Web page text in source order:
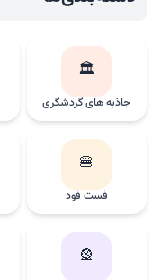
🏛️
جاذبه های گردشگری
🍔
فست فود
🎡